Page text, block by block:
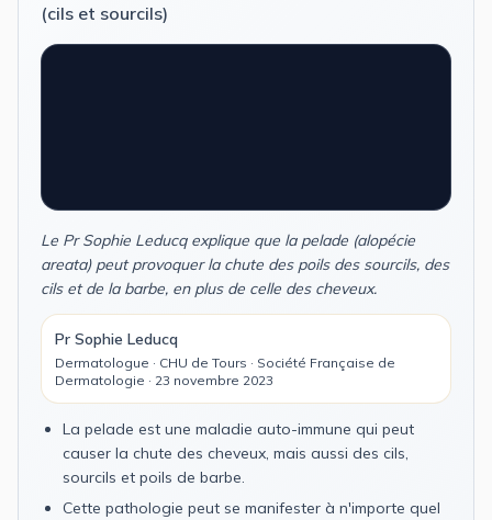
(cils et sourcils)
Le Pr Sophie Leducq explique que la pelade (alopécie
areata) peut provoquer la chute des poils des sourcils, des
cils et de la barbe, en plus de celle des cheveux.
Pr Sophie Leducq
Dermatologue · CHU de Tours · Société Française de
Dermatologie · 23 novembre 2023
La pelade est une maladie auto-immune qui peut
causer la chute des cheveux, mais aussi des cils,
sourcils et poils de barbe.
Cette pathologie peut se manifester à n'importe quel